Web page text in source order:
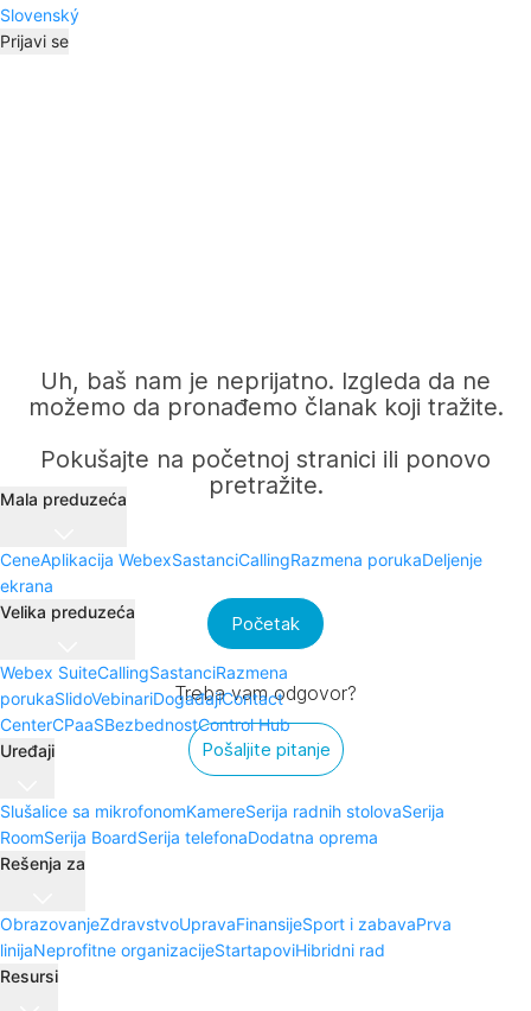
Slovenský
Prijavi se
Uh, baš nam je neprijatno. Izgleda da ne
možemo da pronađemo članak koji tražite.
Pokušajte na početnoj stranici ili ponovo
pretražite.
Početak
Treba vam odgovor?
Pošaljite pitanje
Mala preduzeća
CeneAplikacija WebexSastanciCallingRazmena porukaDeljenje
ekrana
Velika preduzeća
Webex SuiteCallingSastanciRazmena
porukaSlidoVebinariDogađajiContact
CenterCPaaSBezbednostControl Hub
Uređaji
Slušalice sa mikrofonomKamereSerija radnih stolovaSerija
RoomSerija BoardSerija telefonaDodatna oprema
Rešenja za
ObrazovanjeZdravstvoUpravaFinansijeSport i zabavaPrva
linijaNeprofitne organizacijeStartapoviHibridni rad
Resursi